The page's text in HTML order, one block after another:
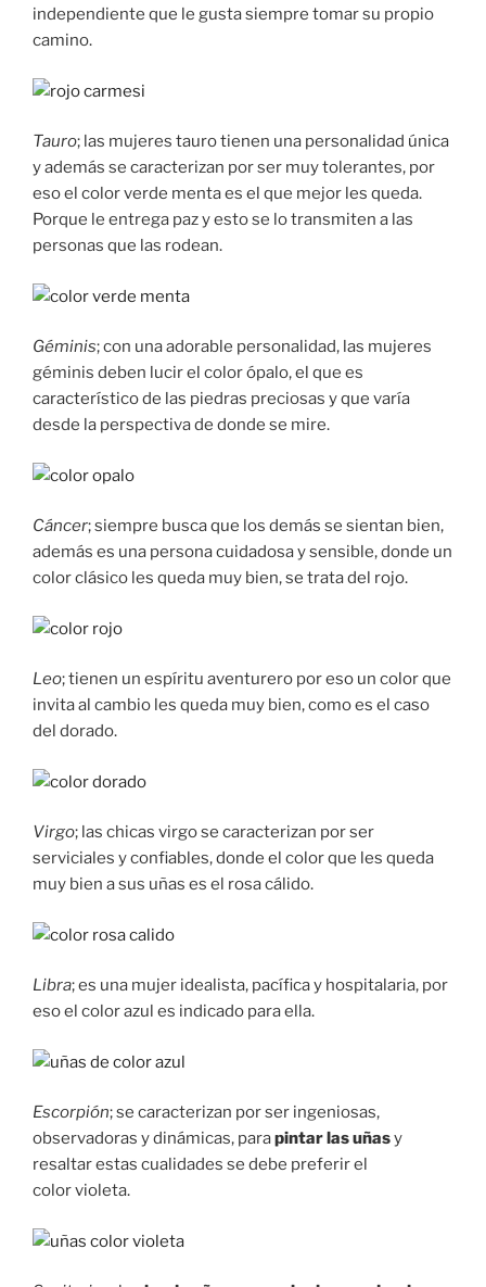
independiente que le gusta siempre tomar su propio
camino.
Tauro; las mujeres tauro tienen una personalidad única
y además se caracterizan por ser muy tolerantes, por
eso el color verde menta es el que mejor les queda.
Porque le entrega paz y esto se lo transmiten a las
personas que las rodean.
Géminis; con una adorable personalidad, las mujeres
géminis deben lucir el color ópalo, el que es
característico de las piedras preciosas y que varía
desde la perspectiva de donde se mire.
Cáncer; siempre busca que los demás se sientan bien,
además es una persona cuidadosa y sensible, donde un
color clásico les queda muy bien, se trata del rojo.
Leo; tienen un espíritu aventurero por eso un color que
invita al cambio les queda muy bien, como es el caso
del dorado.
Virgo; las chicas virgo se caracterizan por ser
serviciales y confiables, donde el color que les queda
muy bien a sus uñas es el rosa cálido.
Libra; es una mujer idealista, pacífica y hospitalaria, por
eso el color azul es indicado para ella.
Escorpión; se caracterizan por ser ingeniosas,
observadoras y dinámicas, parapintar las uñasy
resaltar estas cualidades se debe preferir el
color violeta.